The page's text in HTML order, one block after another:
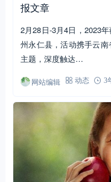
报文章
2月28日-3月4日，2023
州永仁县，活动携手云南
主题，深度触达…
网站编辑 动态 3